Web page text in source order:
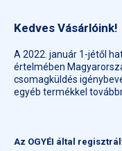
Kedves Vásárlóink!
A 2022. január 1-jétől
értelmében
csomagküldés
egyéb termékkel
Az OGYÉI által